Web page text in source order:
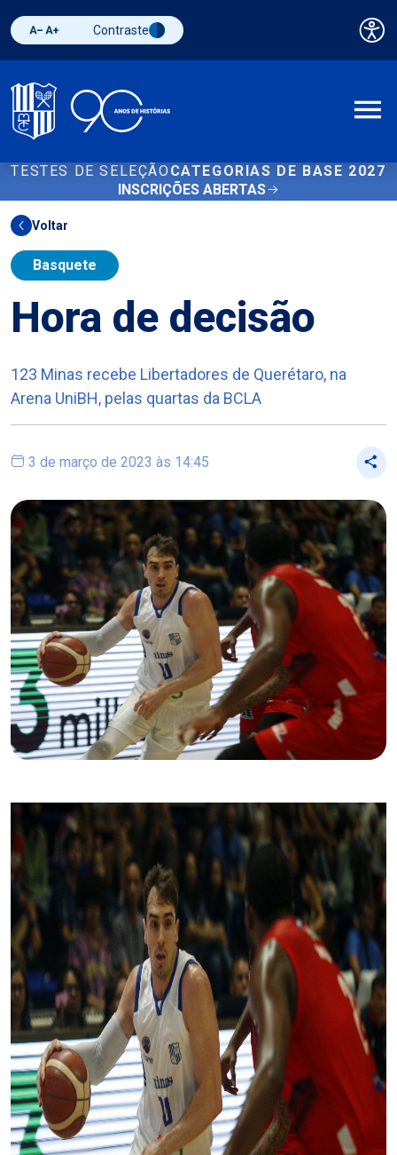
Diminuir fonte
Aumentar fonteAlternar contraste
Contraste
TESTES DE SELEÇÃO CATEGORIAS DE BASE 2027
INSCRIÇÕES ABERTAS
Voltar
Basquete
Hora de decisão
123 Minas recebe Libertadores de Querétaro, na
Arena UniBH, pelas quartas da BCLA
3 de março de 2023 às 14:45